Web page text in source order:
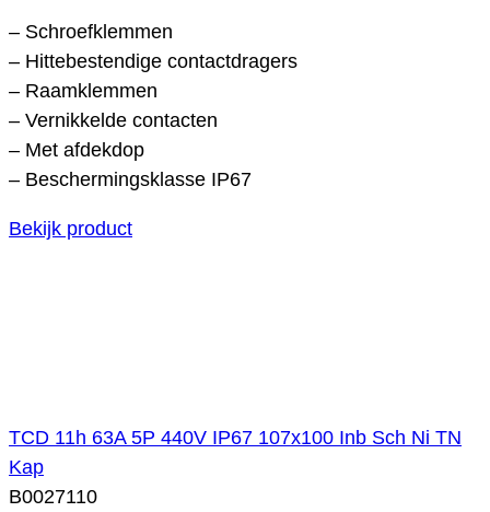
– Schroefklemmen
– Hittebestendige contactdragers
– Raamklemmen
– Vernikkelde contacten
– Met afdekdop
– Beschermingsklasse IP67
Bekijk product
TCD 11h 63A 5P 440V IP67 107x100 Inb Sch Ni TN
Kap
B0027110